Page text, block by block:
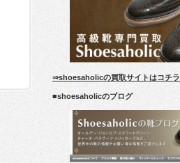
⇒shoesaholicの買取サイトはコチラ
■shoesaholicのブログ